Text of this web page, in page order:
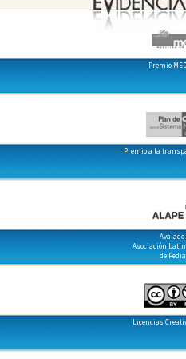
Premio
Premio a la
Avalado
Asociación
de
Licencias